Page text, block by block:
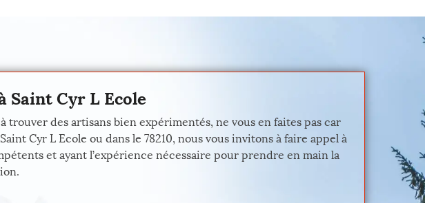
Saint Cyr L Ecole
trouver des artisans bien expérimentés, ne vous en faites pas car
Cyr L Ecole ou dans le 78210, nous vous invitons à faire appel à
et ayant l’expérience nécessaire pour prendre en main la